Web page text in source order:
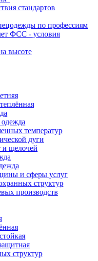
стандартов
по профессиям
ФСС - условия
высоте
одежда
температур
дуги
и щелочей
и сферы услуг
структур
производств
структур